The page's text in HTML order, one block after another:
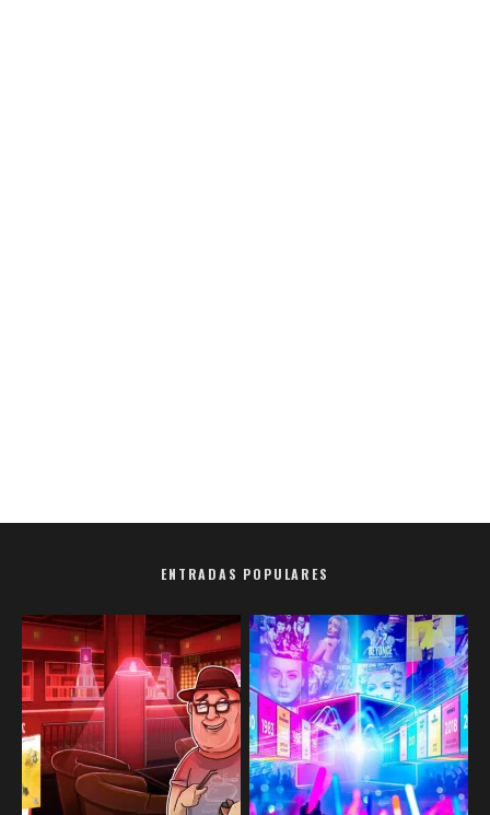
ENTRADAS POPULARES